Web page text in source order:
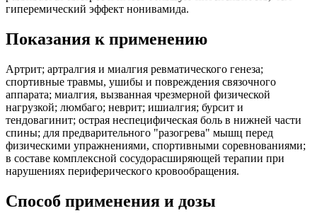
гиперемический эффект нонивамида.
Показания к применению
Артрит; артралгия и миалгия ревматического генеза;
спортивные травмы, ушибы и повреждения связочного
аппарата; миалгия, вызванная чрезмерной физической
нагрузкой; люмбаго; неврит; ишиалгия; бурсит и
тендовагинит; острая неспецифическая боль в нижней части
спины; для предварительного "разогрева" мышц перед
физическими упражнениями, спортивными соревнованиями;
в составе комплексной сосудорасширяющей терапии при
нарушениях периферического кровообращения.
Способ применения и дозы